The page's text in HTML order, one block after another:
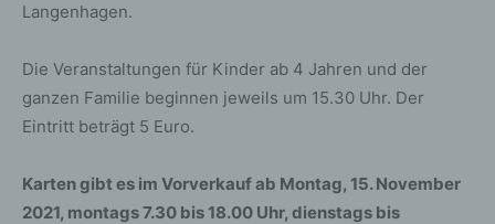
Langenhagen.
Die Veranstaltungen für Kinder ab 4 Jahren und der
ganzen Familie beginnen jeweils um 15.30 Uhr. Der
Eintritt beträgt 5 Euro.
Karten gibt es im Vorverkauf ab Montag, 15. November
2021, montags 7.30 bis 18.00 Uhr, dienstags bis